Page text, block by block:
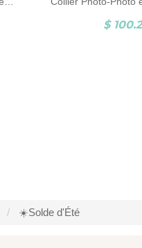
$
☀️Solde d'Été